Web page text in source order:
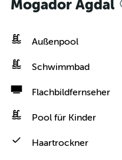
Mogador Agdal
Außenpool
Schwimmbad
Flachbildfernseher
Pool für Kinder
Haartrockner